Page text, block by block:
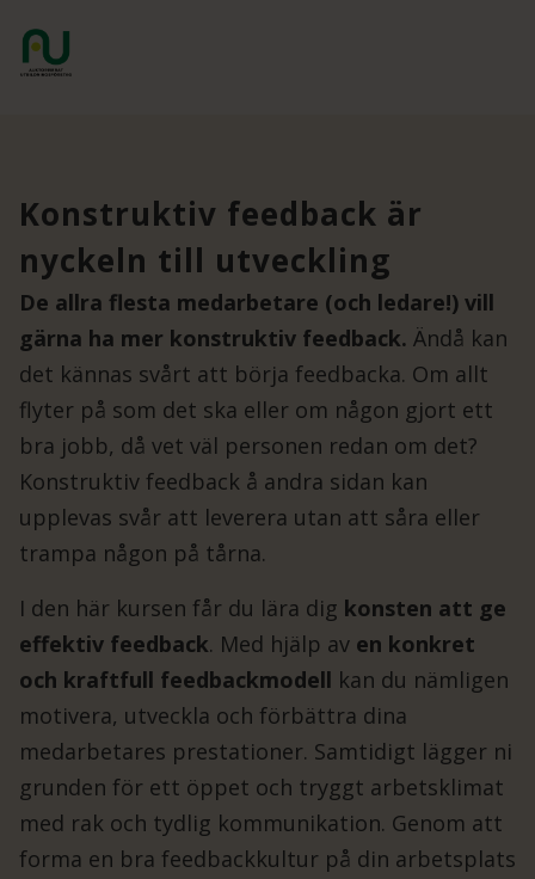
Konstruktiv feedback är
nyckeln till utveckling
De allra flesta medarbetare (och ledare!) vill
gärna ha mer konstruktiv feedback. Ändå kan
det kännas svårt att börja feedbacka. Om allt
flyter på som det ska eller om någon gjort ett
bra jobb, då vet väl personen redan om det?
Konstruktiv feedback å andra sidan kan
upplevas svår att leverera utan att såra eller
trampa någon på tårna.
I den här kursen får du lära dig konsten att ge
effektiv feedback. Med hjälp av en konkret
och kraftfull feedbackmodell kan du nämligen
motivera, utveckla och förbättra dina
medarbetares prestationer. Samtidigt lägger ni
grunden för ett öppet och tryggt arbetsklimat
med rak och tydlig kommunikation. Genom att
forma en bra feedbackkultur på din arbetsplats